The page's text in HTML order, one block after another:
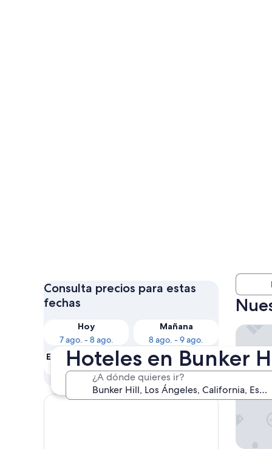
Hoteles en Bunker
¿A dónde quieres ir?
Consulta precios para estas
fechas
Hoy
7 ago. - 8 ago.
Mañana
8 ago. - 9 ago.
Este fin de semana
7 ago. - 9 ago.
Próximo fin de
semana
14 ago. - 16 ago.
The